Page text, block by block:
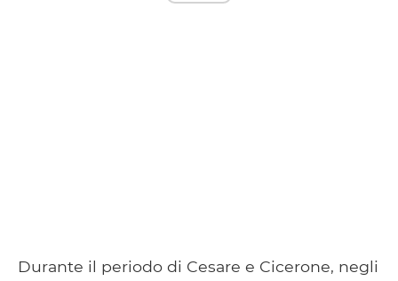
Durante il periodo di Cesare e Cicerone, negli